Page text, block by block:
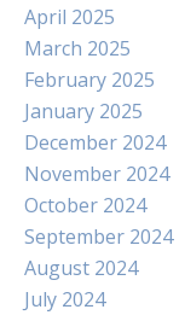
April 2025
March 2025
February 2025
January 2025
December 2024
November 2024
October 2024
September 2024
August 2024
July 2024